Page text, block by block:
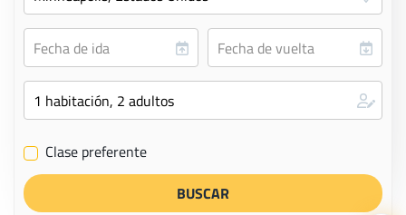
✔ Clase preferente